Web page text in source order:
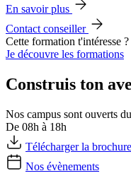
En savoir plus
Contact conseiller
Cette formation t'intéresse ?
Je découvre les formations
Construis ton
Nos campus sont ouverts
De 08h à 18h
Télécharger la brochure
Nos évènements